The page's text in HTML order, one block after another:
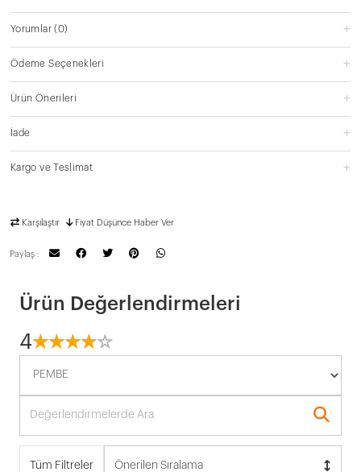
Yorumlar(0)
Ödeme Seçenekleri
Ürün Önerileri
İade
Kargo ve Teslimat
Karşılaştır Fiyat Düşünce Haber Ver
Paylaş :
Ürün Değerlendirmeleri
4☆☆☆☆☆
★★★★★
Tüm Filtreler Önerilen Sıralama